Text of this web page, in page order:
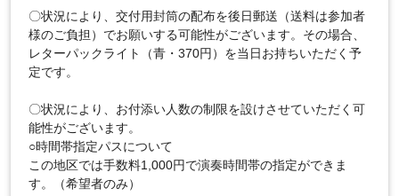
〇状況により、交付用封筒の配布を後日郵送（送料は参加者
様のご負担）でお願いする可能性がございます。その場合、
レターパックライト（青・370円）を当日お持ちいただく予
定です。
〇状況により、お付添い人数の制限を設けさせていただく可
能性がございます。
○時間帯指定パスについて
この地区では手数料1,000円で演奏時間帯の指定ができま
す。（希望者のみ）